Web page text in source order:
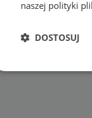
naszej polityki
DOSTOSUJ